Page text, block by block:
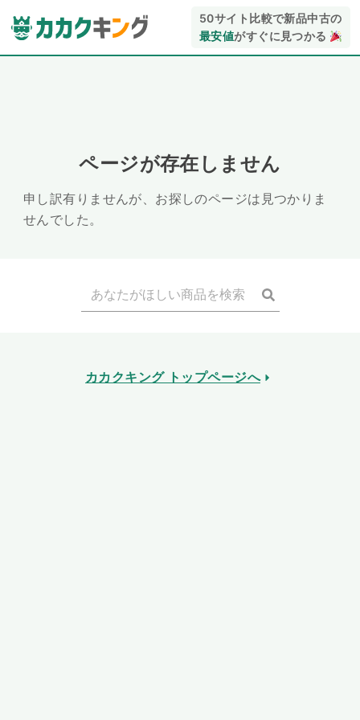
50サイト比較で新品中古の
最安値がすぐに見つかる
ページが存在しません
申し訳有りませんが、お探しのページは見つかりま
せんでした。
カカクキング トップページへ